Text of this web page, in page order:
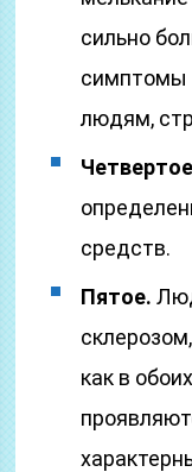
сильно
симптомы
людям,
средств.
Пятое.
как в